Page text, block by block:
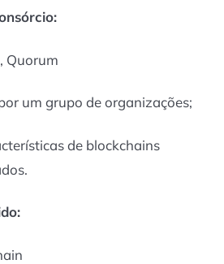
Quorum
um grupo de organizações;
de blockchains